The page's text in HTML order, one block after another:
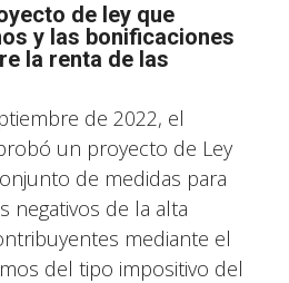
de ley que
y las bonificaciones
la renta de las
de 2022, el
un proyecto de Ley
de medidas para
negativos de la alta
mediante el
del tipo impositivo del